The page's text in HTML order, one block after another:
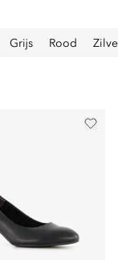
Grijs Rood